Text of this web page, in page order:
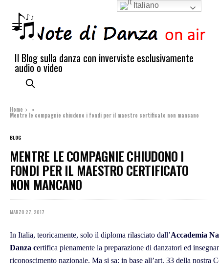
Il Blog sulla danza con inverviste esclusivamente
audio o video
Home »
Mentre le compagnie chiudono i fondi per il maestro certificato non mancano
BLOG
MENTRE LE COMPAGNIE CHIUDONO I
FONDI PER IL MAESTRO CERTIFICATO
NON MANCANO
MARZO 27, 2017
In Italia, teoricamente, solo il diploma rilasciato dall’Accademia
Danza certifica pienamente la preparazione di danzatori ed
riconoscimento nazionale. Ma si sa: in base all’art. 33 della nostra
Italiano